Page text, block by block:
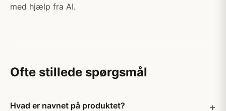
med hjælp fra AI.
Ofte stillede spørgsmål
Hvad er navnet på produktet?